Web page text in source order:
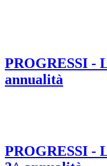
PROGRESSI -
annualità
PROGRESSI -